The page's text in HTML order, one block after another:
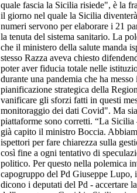
quale fascia la Sicilia risiede", è la
il giorno nel quale la Sicilia
numeri servono per elaborare i 21
la tenuta del sistema sanitario. La
che il ministero della salute manda
stesso Razza aveva chiesto
poter aver fiducia totale nelle
durante una pandemia che ha
pianificazione strategica della
vanificare gli sforzi fatti in questi
monitoraggio dei dati Covid". Ma
piattaforme sono corretti. “La Sicilia
già capito il ministro Boccia.
ispettori per fare chiarezza sulla
così fine a ogni tentativo di
politico. Per questo nella polemica
capogruppo del Pd Giuseppe Lupo,
dicono i deputati del Pd - accertare